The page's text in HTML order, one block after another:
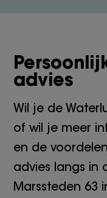
advies
Wil je de
of wil je meer
en de
advies langs in
Marssteden 63